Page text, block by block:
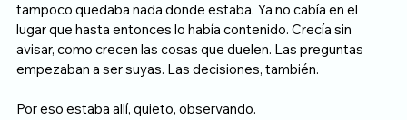
tampoco quedaba nada donde estaba. Ya no cabía en el
lugar que hasta entonces lo había contenido. Crecía sin
avisar, como crecen las cosas que duelen. Las preguntas
empezaban a ser suyas. Las decisiones, también.
Por eso estaba allí, quieto, observando.